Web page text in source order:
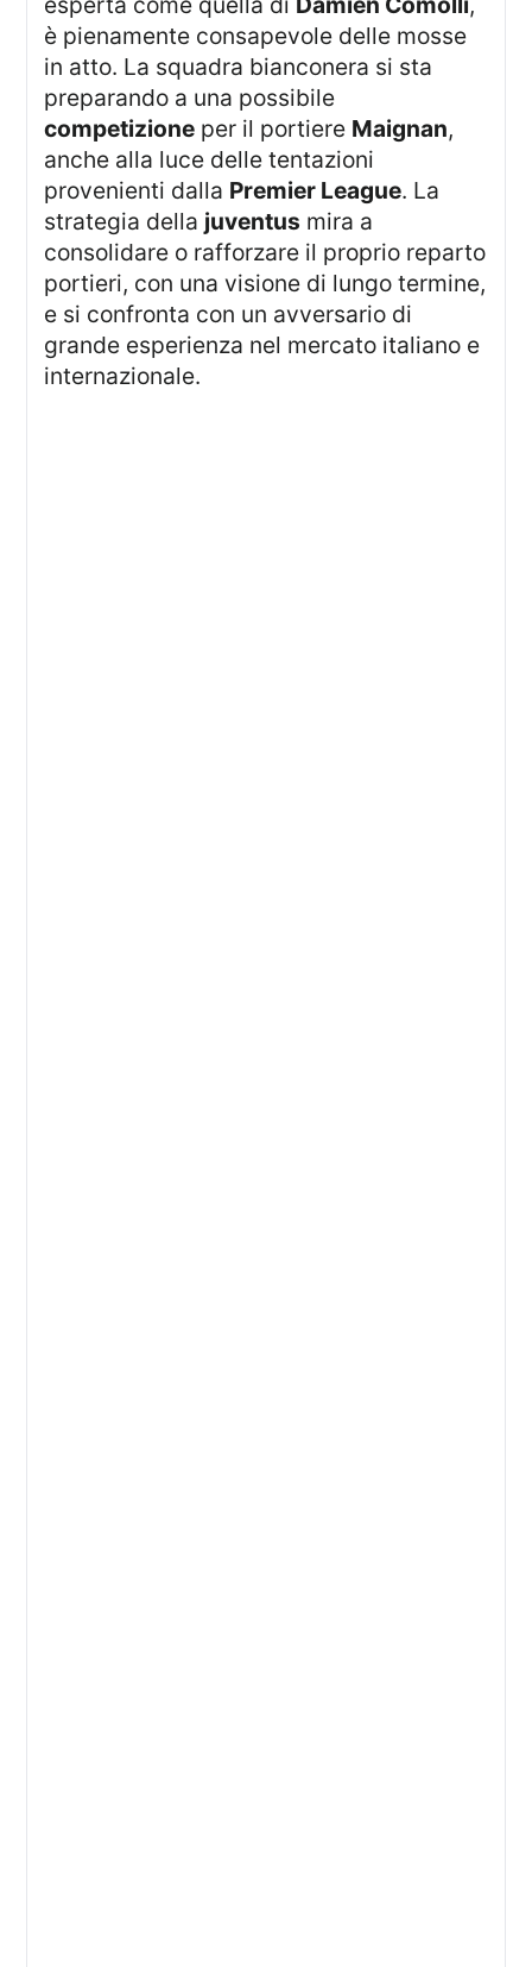
è pienamente consapevole delle mosse
in atto. La squadra bianconera si sta
preparando a una possibile
competizione per il portiere Maignan,
anche alla luce delle tentazioni
provenienti dalla Premier League. La
strategia della juventus mira a
consolidare o rafforzare il proprio reparto
portieri, con una visione di lungo termine,
e si confronta con un avversario di
grande esperienza nel mercato italiano e
internazionale.